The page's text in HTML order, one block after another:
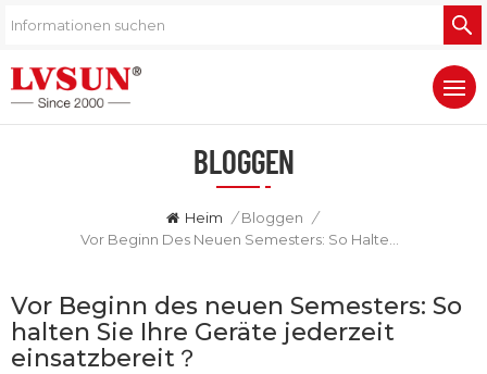
BLOGGEN
Heim / Bloggen
/
Vor Beginn des neuen Semesters: So
halten Sie Ihre Geräte jederzeit
einsatzbereit？